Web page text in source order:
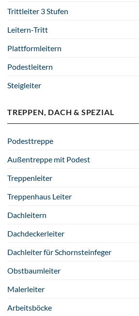
Trittleiter 3 Stufen
Leitern-Tritt
Plattformleitern
Podestleitern
Steigleiter
TREPPEN, DACH & SPEZIAL
Podesttreppe
Außentreppe mit Podest
Treppenleiter
Treppenhaus Leiter
Dachleitern
Dachdeckerleiter
Dachleiter für Schornsteinfeger
Obstbaumleiter
Malerleiter
Arbeitsböcke